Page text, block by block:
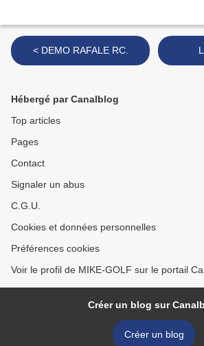
< DEMO RAFALE RC.
Hébergé par Canalblog
Top articles
Pages
Contact
Signaler un abus
C.G.U.
Cookies et données personnelles
Préférences cookies
Voir le profil de MIKE-GOLF sur le portail
Créer un blog sur
Créer un blog